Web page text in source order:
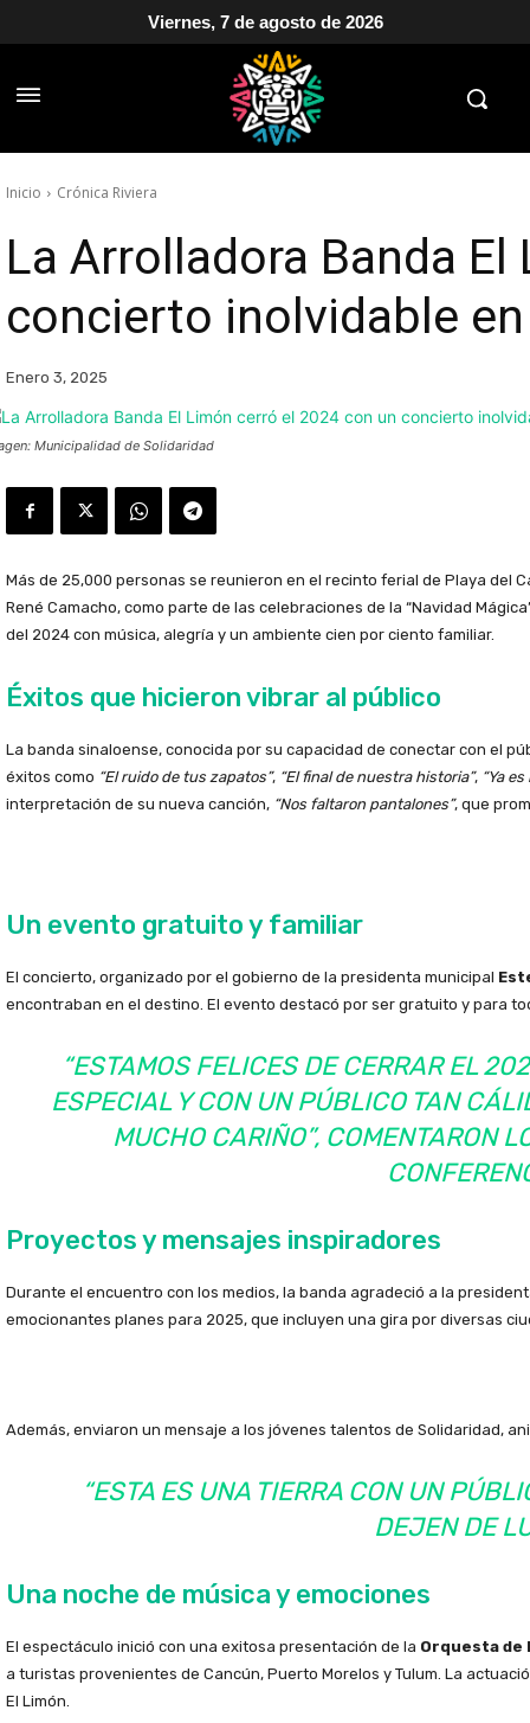
Viernes, 7 de agosto de 2026
Inicio Crónica Riviera
La Arrolladora Banda
concierto inolvidable
Enero 3, 2025
Municipalidad de Solidaridad
Más de 25,000 personas se reunieron en el recinto ferial de Playa del
René Camacho, como parte de las celebraciones de la “Navidad
del 2024 con música, alegría y un ambiente cien por ciento familiar.
Éxitos que hicieron vibrar al público
La banda sinaloense, conocida por su capacidad de conectar con el
éxitos como “El ruido de tus zapatos”, “El final de nuestra historia”, “Ya
interpretación de su nueva canción, “Nos faltaron pantalones”, que
Un evento gratuito y familiar
El concierto, organizado por el gobierno de la presidenta municipal
encontraban en el destino. El evento destacó por ser gratuito y para
“ESTAMOS FELICES DE CERRAR EL
ESPECIAL Y CON UN PÚBLICO TAN
MUCHO CARIÑO”, COMENTARON
Proyectos y mensajes inspiradores
Durante el encuentro con los medios, la banda agradeció a la
emocionantes planes para 2025, que incluyen una gira por diversas
Además, enviaron un mensaje a los jóvenes talentos de Solidaridad,
“ESTA ES UNA TIERRA CON UN
DEJEN DE
Una noche de música y emociones
El espectáculo inició con una exitosa presentación de la Orquesta de
a turistas provenientes de Cancún, Puerto Morelos y Tulum. La
El Limón.